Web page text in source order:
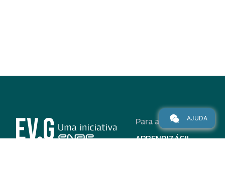
Para alunos
APRENDIZÁGIL
AJUDA